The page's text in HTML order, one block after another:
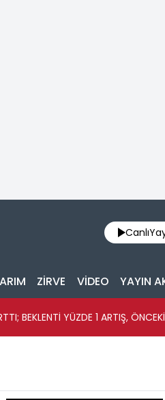
Canlı
ZİRVE VİDEO YAYIN
BEKLENTİ YÜZDE 1 ARTIŞ,